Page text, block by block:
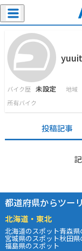
バイク歴 未設定 地域
所有バイク
投稿記事
都道府県からツー
北海道・東北
北海道のスポット青森県
宮城県のスポット秋田県
福島県のスポット